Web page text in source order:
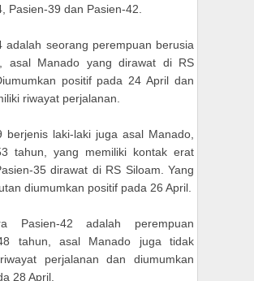
Pasien-39 dan Pasien-42.
adalah seorang perempuan berusia
asal Manado yang dirawat di RS
positif pada 24 April dan
riwayat perjalanan.
berjenis laki-laki juga asal Manado,
tahun, yang memiliki kontak erat
35 dirawat di RS Siloam. Yang
diumumkan positif pada 26 April.
Pasien-42 adalah perempuan
tahun, asal Manado juga tidak
perjalanan dan diumumkan
28 April.